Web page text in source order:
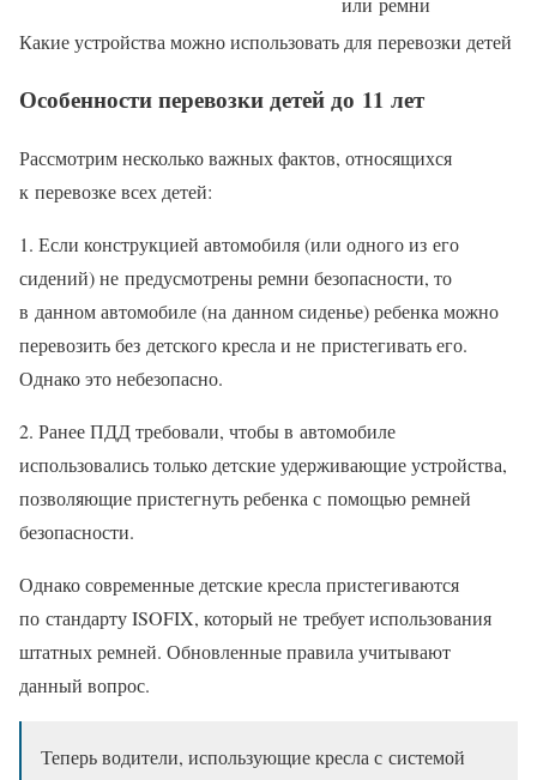
Какие устройства можно использовать для перевозки детей
Особенности перевозки детей до 11 лет
Рассмотрим несколько важных фактов, относящихся
к перевозке всех детей:
1. Если конструкцией автомобиля (или одного из его
сидений) не предусмотрены ремни безопасности, то
в данном автомобиле (на данном сиденье) ребенка можно
перевозить без детского кресла и не пристегивать его.
Однако это небезопасно.
2. Ранее ПДД требовали, чтобы в автомобиле
использовались только детские удерживающие устройства,
позволяющие пристегнуть ребенка с помощью ремней
безопасности.
Однако современные детские кресла пристегиваются
по стандарту ISOFIX, который не требует использования
штатных ремней. Обновленные правила учитывают
данный вопрос.
Теперь водители, использующие кресла с системой